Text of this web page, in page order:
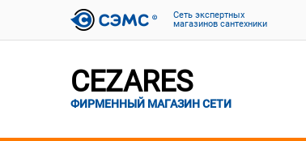
Cеть экспертных
магазинов сантехники
CEZARES
ФИРМЕННЫЙ МАГАЗИН СЕТИ